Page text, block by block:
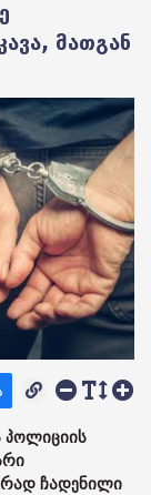
მათგან
პოლიციის
ჩადენილი